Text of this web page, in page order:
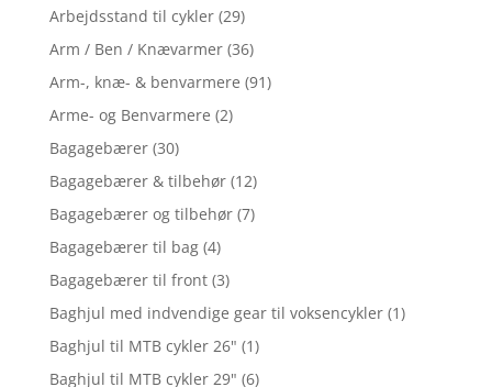
Arbejdsstand til cykler (29)
Arm / Ben / Knævarmer (36)
Arm-, knæ- & benvarmere (91)
Arme- og Benvarmere (2)
Bagagebærer (30)
Bagagebærer & tilbehør (12)
Bagagebærer og tilbehør (7)
Bagagebærer til bag (4)
Bagagebærer til front (3)
Baghjul med indvendige gear til voksencykler (1)
Baghjul til MTB cykler 26" (1)
Baghjul til MTB cykler 29" (6)